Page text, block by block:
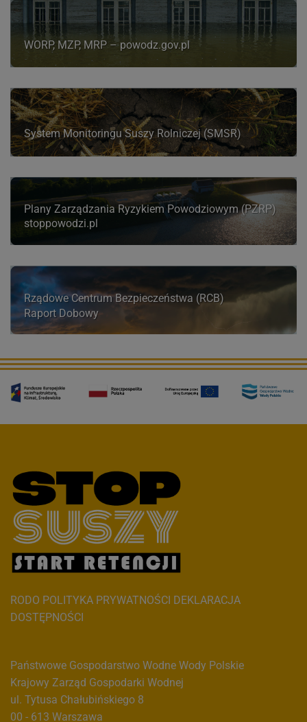
WORP, MZP, MRP – powodz.gov.pl
System Monitoringu Suszy Rolniczej (SMSR)
Plany Zarządzania Ryzykiem Powodziowym (PZRP)
stoppowodzi.pl
Rządowe Centrum Bezpieczeństwa (RCB)
Raport Dobowy
RODO POLITYKA PRYWATNOŚCI DEKLARACJA
DOSTĘPNOŚCI
Państwowe Gospodarstwo Wodne Wody Polskie
Krajowy Zarząd Gospodarki Wodnej
ul. Tytusa Chałubińskiego 8
00 - 613 Warszawa